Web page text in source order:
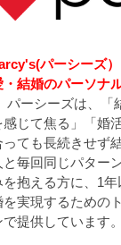
パーシーズ
・結婚のパーソナ
パーシーズは、「
感じて焦る」「婚
っても長続きせず
と毎回同じパター
を抱える方に、1
を実現するための
で提供しています。